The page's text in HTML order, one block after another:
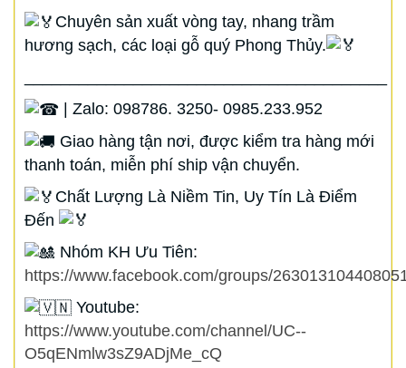
Chuyên sản xuất vòng tay, nhang trầm
hương sạch, các loại gỗ quý Phong Thủy.
| Zalo: 098786. 3250- 0985.233.952
Giao hàng tận nơi, được kiểm tra hàng mới
thanh toán, miễn phí ship vận chuyển.
Chất Lượng Là Niềm Tin, Uy Tín Là Điểm
Đến
Nhóm KH Ưu Tiên:
https://www.facebook.com/groups/
Youtube:
https://www.youtube.com/channel/UC--
O5qENmlw3sZ9ADjMe_cQ